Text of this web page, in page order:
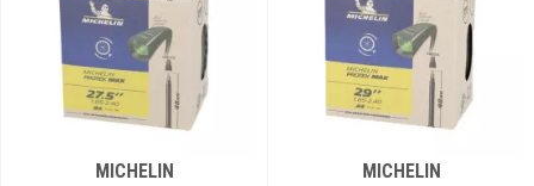
MICHELIN
MICHELIN